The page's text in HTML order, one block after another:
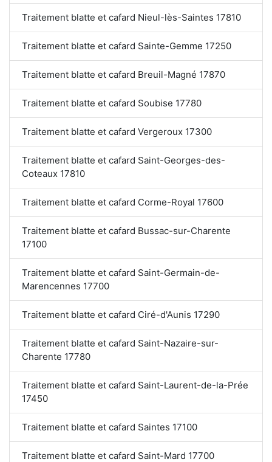
Traitement blatte et cafard Nieul-lès-Saintes 17810
Traitement blatte et cafard Sainte-Gemme 17250
Traitement blatte et cafard Breuil-Magné 17870
Traitement blatte et cafard Soubise 17780
Traitement blatte et cafard Vergeroux 17300
Traitement blatte et cafard Saint-Georges-des-
Coteaux 17810
Traitement blatte et cafard Corme-Royal 17600
Traitement blatte et cafard Bussac-sur-Charente
17100
Traitement blatte et cafard Saint-Germain-de-
Marencennes 17700
Traitement blatte et cafard Ciré-d'Aunis 17290
Traitement blatte et cafard Saint-Nazaire-sur-
Charente 17780
Traitement blatte et cafard Saint-Laurent-de-la-Prée
17450
Traitement blatte et cafard Saintes 17100
Traitement blatte et cafard Saint-Mard 17700